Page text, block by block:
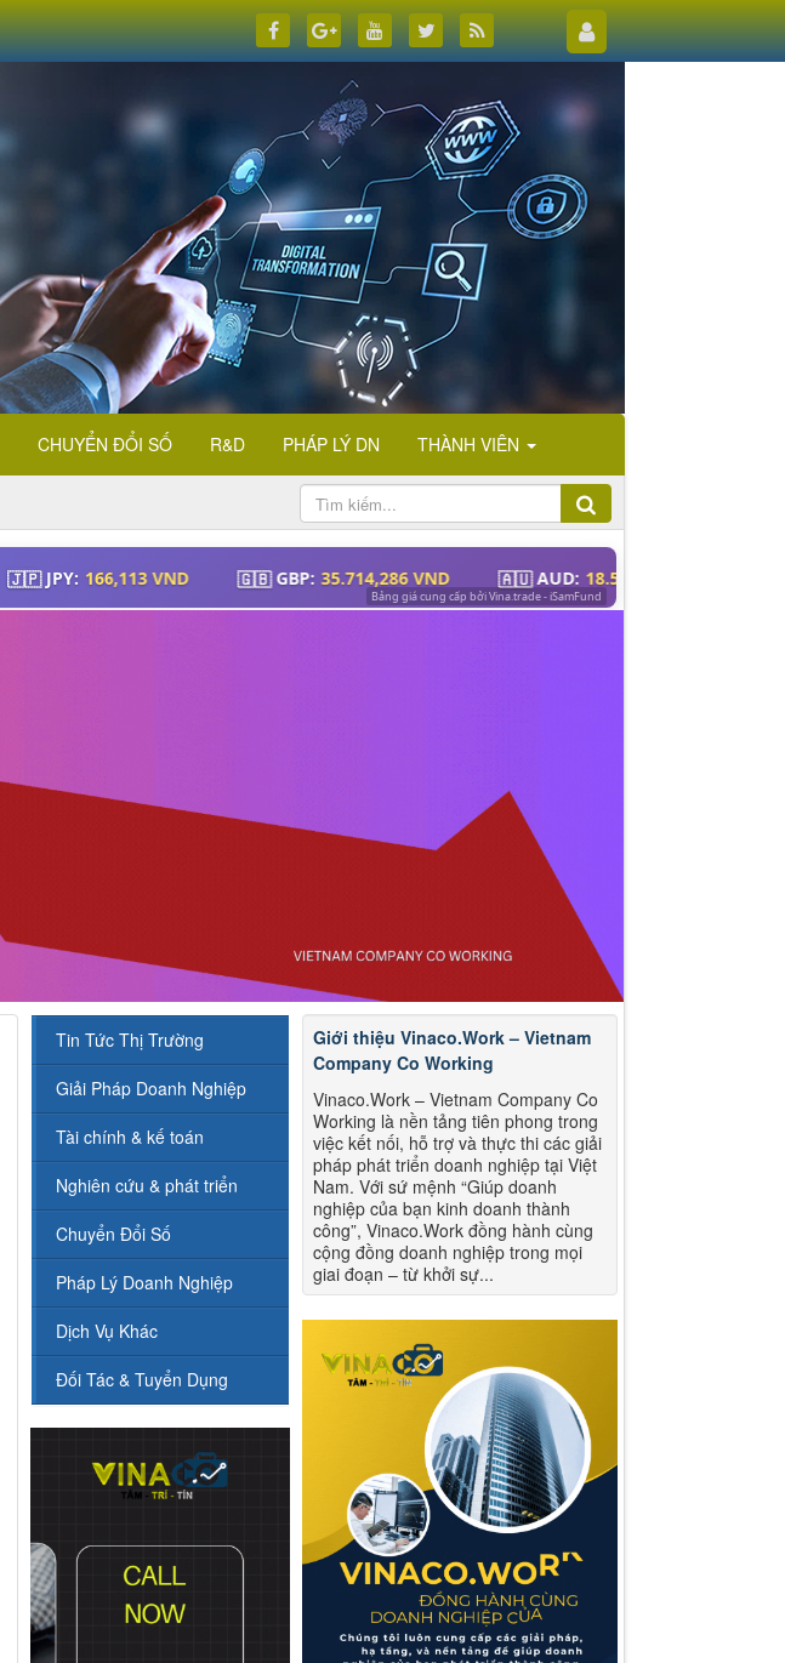
CHUYỂN ĐỔI SỐ R&D PHÁP LÝ DN THÀNH VIÊN
Giới thiệu Vinaco.Work – Vietnam
Company Co Working
Vinaco.Work – Vietnam Company Co
Working là nền tảng tiên phong trong
việc kết nối, hỗ trợ và thực thi các giải
pháp phát triển doanh nghiệp tại Việt
Nam. Với sứ mệnh “Giúp doanh
nghiệp của bạn kinh doanh thành
công”, Vinaco.Work đồng hành cùng
cộng đồng doanh nghiệp trong mọi
giai đoạn – từ khởi sự...
Tin Tức Thị Trường
Giải Pháp Doanh Nghiệp
Tài chính & kế toán
Nghiên cứu & phát triển
Chuyển Đổi Số
Pháp Lý Doanh Nghiệp
Dịch Vụ Khác
Đối Tác & Tuyển Dụng